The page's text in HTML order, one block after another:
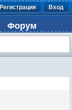
Регистрация Вход
Форум